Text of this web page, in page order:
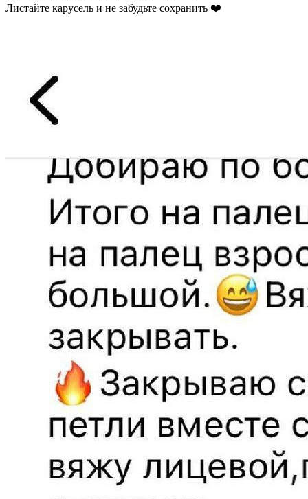
Листайте карусель и не забудьте сохранить ❤️